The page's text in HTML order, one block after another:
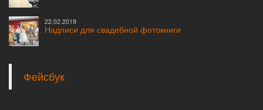
22.02.2019
Надписи для свадебной фотокниги
Фейсбук